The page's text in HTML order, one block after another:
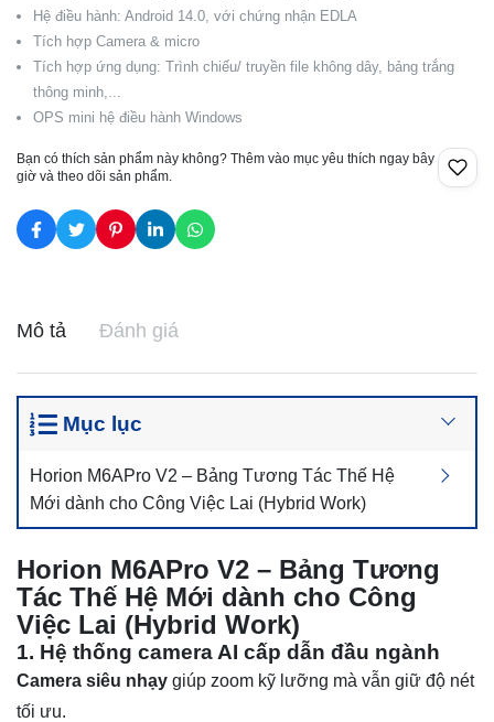
Hệ điều hành: Android 14.0, với chứng nhận EDLA
Tích hợp Camera & micro
Tích hợp ứng dụng: Trình chiếu/ truyền file không dây, bảng trắng
thông minh,...
OPS mini hệ điều hành Windows
Bạn có thích sản phẩm này không? Thêm vào mục yêu thích ngay bây
giờ và theo dõi sản phẩm.
Mô tả Đánh giá
Mục lục
Horion M6APro V2 – Bảng Tương Tác Thế Hệ
Mới dành cho Công Việc Lai (Hybrid Work)
Horion M6APro V2 – Bảng Tương
Tác Thế Hệ Mới dành cho Công
Việc Lai (Hybrid Work)
1. Hệ thống camera AI cấp dẫn đầu ngành
Camera siêu nhạy giúp zoom kỹ lưỡng mà vẫn giữ độ nét
tối ưu.